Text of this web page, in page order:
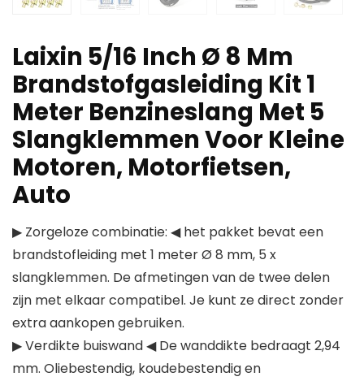
Laixin 5/16 Inch Ø 8 Mm
Brandstofgasleiding Kit 1
Meter Benzineslang Met 5
Slangklemmen Voor Kleine
Motoren, Motorfietsen,
Auto
▶ Zorgeloze combinatie: ◀ het pakket bevat een
brandstofleiding met 1 meter Ø 8 mm, 5 x
slangklemmen. De afmetingen van de twee delen
zijn met elkaar compatibel. Je kunt ze direct zonder
extra aankopen gebruiken.
▶ Verdikte buiswand ◀ De wanddikte bedraagt 2,94
mm. Oliebestendig, koudebestendig en